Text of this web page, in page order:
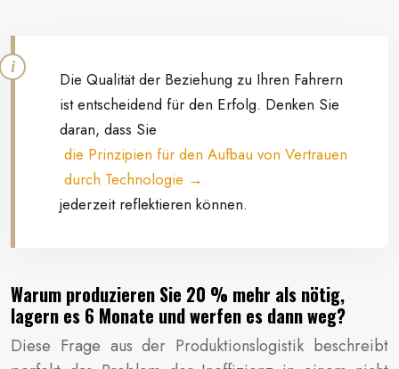
Die Qualität der Beziehung zu Ihren Fahrern
ist entscheidend für den Erfolg. Denken Sie
daran, dass Sie
die Prinzipien für den Aufbau von Vertrauen
durch Technologie
jederzeit reflektieren können.
Warum produzieren Sie 20 % mehr als nötig,
lagern es 6 Monate und werfen es dann weg?
Diese Frage aus der Produktionslogistik beschreibt